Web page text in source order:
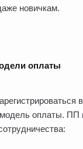
новичкам.
оплаты
оплаты. ПП